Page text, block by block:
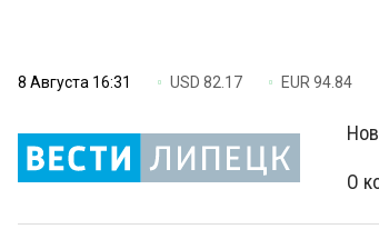
8 Августа 16:31 USD 82.17 EUR 94.84
О